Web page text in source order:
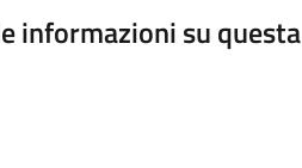
informazioni su questa